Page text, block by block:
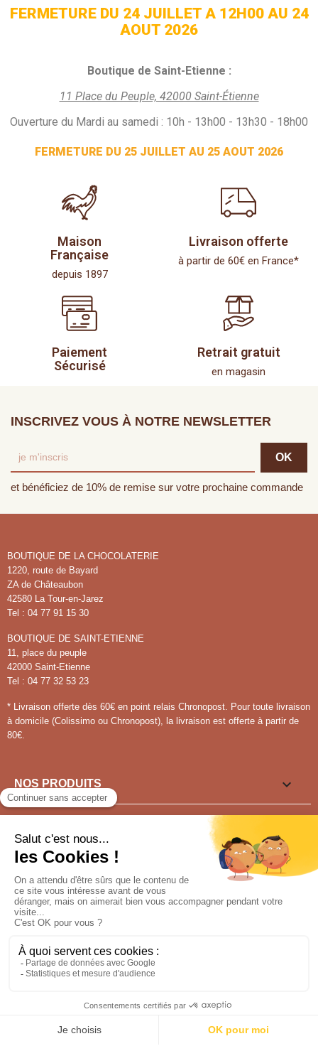
FERMETURE DU 24 JUILLET A 12H00 AU 24
AOUT 2026
Boutique de Saint-Etienne :
11 Place du Peuple, 42000 Saint-Étienne
Ouverture du Mardi au samedi : 10h - 13h00 - 13h30 - 18h00
FERMETURE DU 25 JUILLET AU 25 AOUT 2026
Maison
Française
depuis 1897
Livraison offerte
à partir de 60€ en France*
Paiement
Sécurisé
Retrait gratuit
en magasin
INSCRIVEZ VOUS À NOTRE NEWSLETTER
et bénéficiez de 10% de remise sur votre prochaine commande
BOUTIQUE DE LA CHOCOLATERIE
1220, route de Bayard
ZA de Châteaubon
42580 La Tour-en-Jarez
Tel : 04 77 91 15 30
BOUTIQUE DE SAINT-ETIENNE
11, place du peuple
42000 Saint-Etienne
Tel : 04 77 32 53 23
* Livraison offerte dès 60€ en point relais Chronopost. Pour toute livraison
à domicile (Colissimo ou Chronopost), la livraison est offerte à partir de
80€.
NOS PRODUITS 

VOUS SOUHAITEZ ? 
Pour tout renseignement appeler au04 77 91 15 30
NOUS SUIVRE